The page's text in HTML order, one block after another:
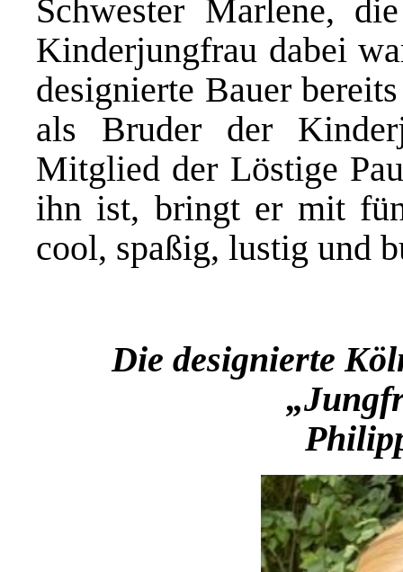
Schwester Marlene,
Kinderjungfrau dabei
designierte Bauer
als Bruder der
Mitglied der Löstige
ihn ist, bringt er mit
cool, spaßig, lustig und
Die designierte